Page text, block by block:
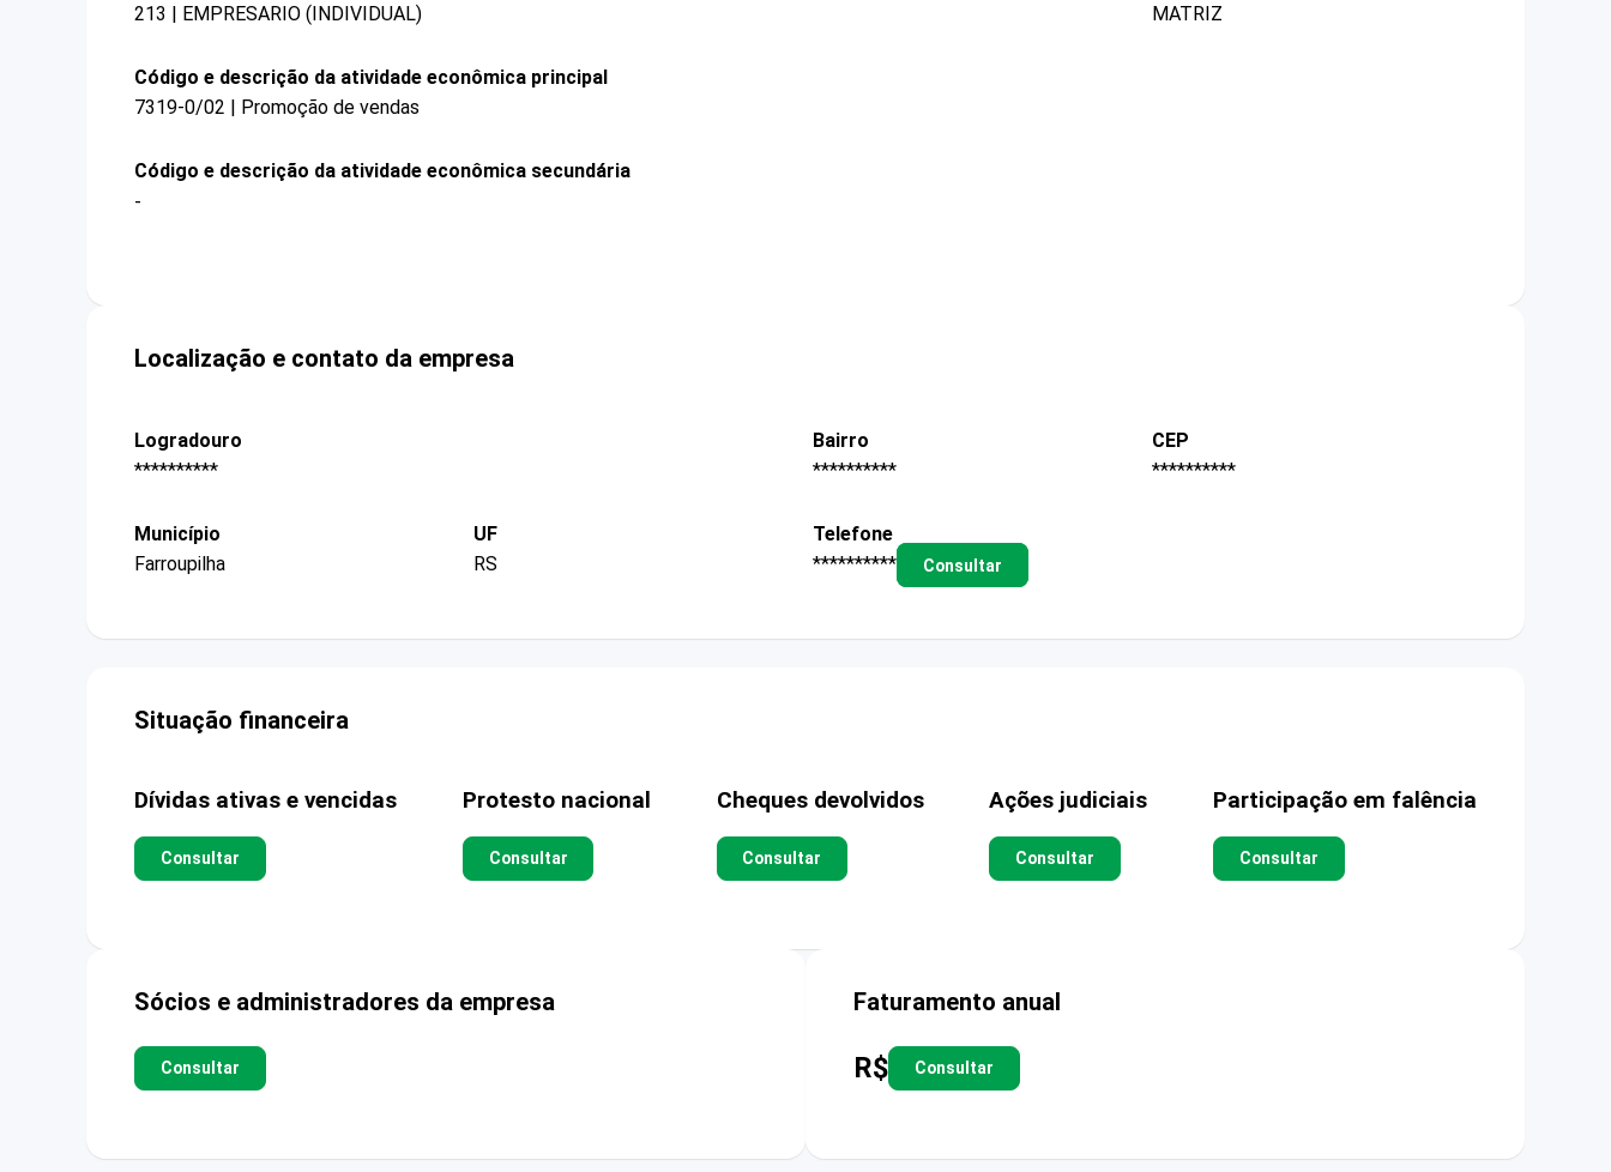
213 | EMPRESARIO (INDIVIDUAL)
MATRIZ
Código e descrição da atividade econômica principal
7319-0/02 | Promoção de vendas
Código e descrição da atividade econômica secundária
-
Localização e contato da empresa
Logradouro
**********
Bairro
**********
CEP
**********
Município
Farroupilha
UF
RS
Telefone
**********
Consultar
Situação financeira
Dívidas ativas e vencidas
Consultar
Protesto nacional
Consultar
Cheques devolvidos
Consultar
Ações judiciais
Consultar
Participação em falência
Consultar
Sócios e administradores da empresa
Consultar
Faturamento anual
R$ Consultar